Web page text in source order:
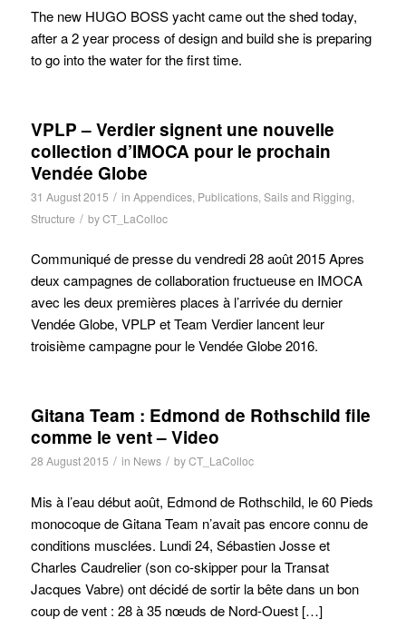
The new HUGO BOSS yacht came out the shed today,
after a 2 year process of design and build she is preparing
to go into the water for the first time.
VPLP – Verdier signent une nouvelle
collection d’IMOCA pour le prochain
Vendée Globe
31 August 2015 / in Appendices, Publications, Sails and Rigging,
Structure / byCT_LaColloc
Communiqué de presse du vendredi 28 août 2015 Apres
deux campagnes de collaboration fructueuse en IMOCA
avec les deux premières places à l’arrivée du dernier
Vendée Globe, VPLP et Team Verdier lancent leur
troisième campagne pour le Vendée Globe 2016.
Gitana Team : Edmond de Rothschild file
comme le vent – Video
28 August 2015 / in News / byCT_LaColloc
Mis à l’eau début août, Edmond de Rothschild, le 60 Pieds
monocoque de Gitana Team n’avait pas encore connu de
conditions musclées. Lundi 24, Sébastien Josse et
Charles Caudrelier (son co-skipper pour la Transat
Jacques Vabre) ont décidé de sortir la bête dans un bon
coup de vent : 28 à 35 nœuds de Nord-Ouest […]